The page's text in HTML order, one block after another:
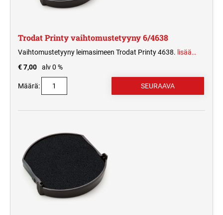
Trodat Printy vaihtomustetyyny 6/4638
Vaihtomustetyyny leimasimeen Trodat Printy 4638. lisää…
€ 7,00
alv 0 %
Määrä: